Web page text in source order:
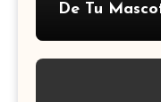
De Tu